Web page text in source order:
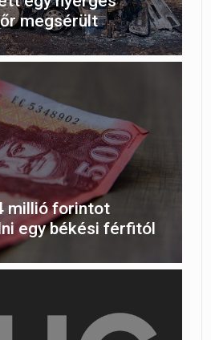
megsérült
millió forintot
egy békési férfitól